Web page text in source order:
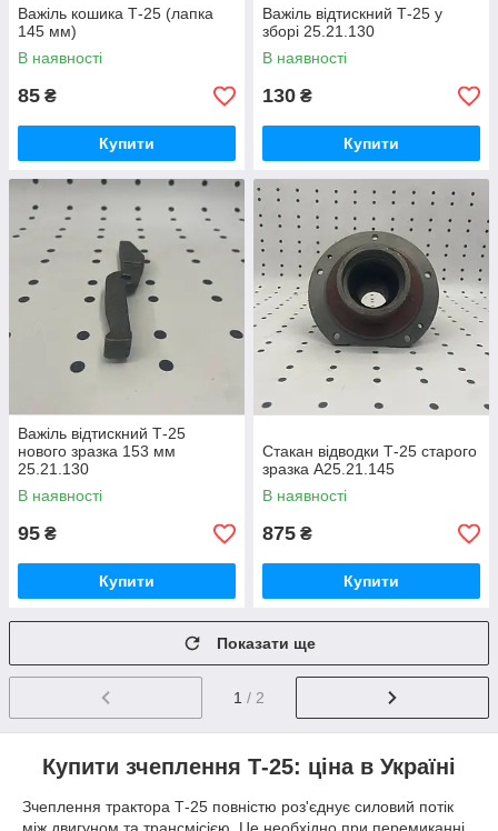
Важіль кошика Т-25 (лапка
145 мм)
В наявності
85 ₴
Купити
Важіль відтискний Т-25 у
зборі 25.21.130
В наявності
130 ₴
Купити
Важіль відтискний Т-25
нового зразка 153 мм
25.21.130
В наявності
95 ₴
Купити
Стакан відводки Т-25 старого
зразка А25.21.145
В наявності
875 ₴
Купити
Показати ще
1 / 2
Купити зчеплення Т-25: ціна в Україні
Зчеплення трактора Т-25 повністю роз'єднує силовий потік
між двигуном та трансмісією. Це необхідно при перемиканні